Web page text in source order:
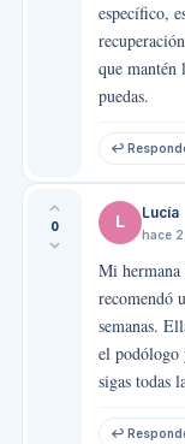
específico,
que mantén
puedas.
↩
0 L Lucía
hace
Mi
recomendó
semanas.
el podólogo
sigas todas
↩